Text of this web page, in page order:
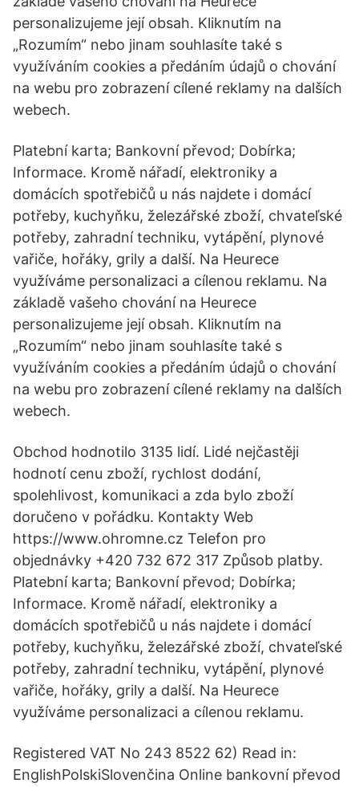
personalizujeme její obsah. Kliknutím na
„Rozumím“ nebo jinam souhlasíte také s
využíváním cookies a předáním údajů o chování
na webu pro zobrazení cílené reklamy na dalších
webech.
Platební karta; Bankovní převod; Dobírka;
Informace. Kromě nářadí, elektroniky a
domácích spotřebičů u nás najdete i domácí
potřeby, kuchyňku, železářské zboží, chvateľské
potřeby, zahradní techniku, vytápění, plynové
vařiče, hořáky, grily a další. Na Heurece
využíváme personalizaci a cílenou reklamu. Na
základě vašeho chování na Heurece
personalizujeme její obsah. Kliknutím na
„Rozumím“ nebo jinam souhlasíte také s
využíváním cookies a předáním údajů o chování
na webu pro zobrazení cílené reklamy na dalších
webech.
Obchod hodnotilo 3135 lidí. Lidé nejčastěji
hodnotí cenu zboží, rychlost dodání,
spolehlivost, komunikaci a zda bylo zboží
doručeno v pořádku. Kontakty Web
https://www.ohromne.cz Telefon pro
objednávky +420 732 672 317 Způsob platby.
Platební karta; Bankovní převod; Dobírka;
Informace. Kromě nářadí, elektroniky a
domácích spotřebičů u nás najdete i domácí
potřeby, kuchyňku, železářské zboží, chvateľské
potřeby, zahradní techniku, vytápění, plynové
vařiče, hořáky, grily a další. Na Heurece
využíváme personalizaci a cílenou reklamu.
Registered VAT No 243 8522 62) Read in:
EnglishPolskiSlovenčina Online bankovní převod